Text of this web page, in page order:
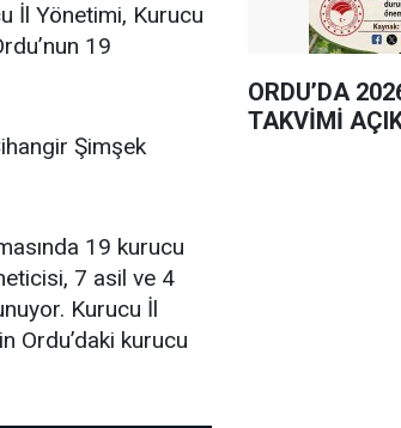
İl Yönetimi, Kurucu
19
Şimşek
19 kurucu
7 asil ve 4
Kurucu İl
Ordu’daki kurucu
ORDU’DA
TAKVİMİ